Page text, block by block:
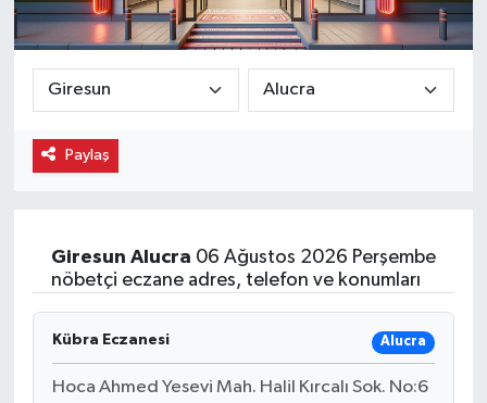
Paylaş
Giresun Alucra 06 Ağustos 2026 Perşembe
nöbetçi eczane adres, telefon ve konumları
Kübra Eczanesi Alucra
Hoca Ahmed Yesevi Mah. Halil Kırcalı Sok. No:6